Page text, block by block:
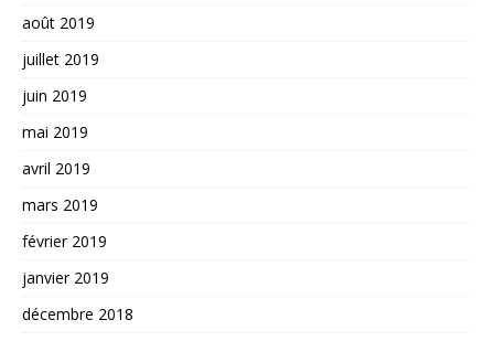
août 2019
juillet 2019
juin 2019
mai 2019
avril 2019
mars 2019
février 2019
janvier 2019
décembre 2018